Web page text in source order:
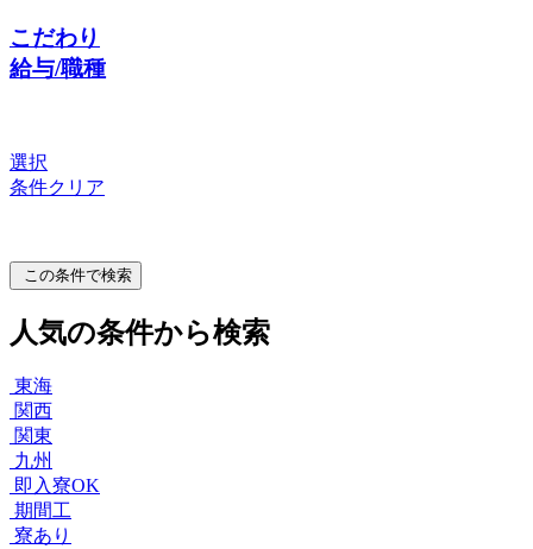
こだわり
給与/職種
選択
条件クリア
この条件で検索
人気の条件から検索
東海
関西
関東
九州
即入寮OK
期間工
寮あり